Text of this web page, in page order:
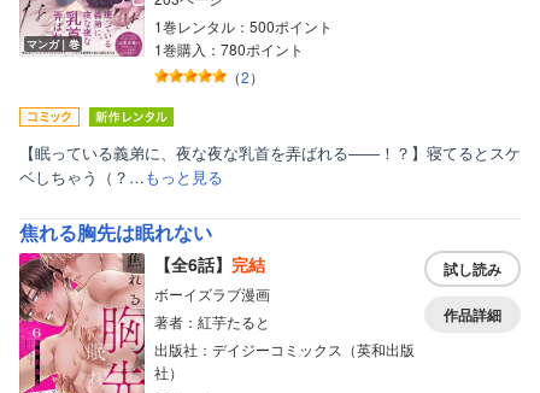
マンガ｜巻
1巻レンタル：500ポイント
1巻購入：780ポイント
（2）
【眠っている義弟に、夜な夜な乳首を弄ばれる――！？】寝てるとスケ
ベしちゃう（？…もっと見る
焦れる胸先は眠れない
【全6話】 完結
ボーイズラブ漫画
著者：紅芋たると
出版社：デイジーコミックス（英和出版
社）
試し読み
作品詳細